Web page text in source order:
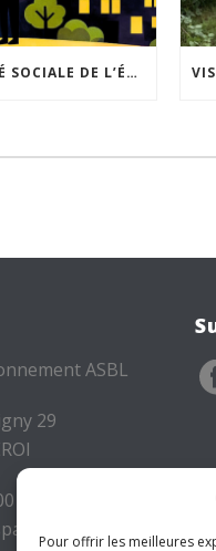
Pour offrir les meilleures
ACCEPTABILITÉ SOCIALE DE L’ÉCLAIRAGE NOCTURNE : LE REPLAY EST DISPONIBLE
ASBL
29
300